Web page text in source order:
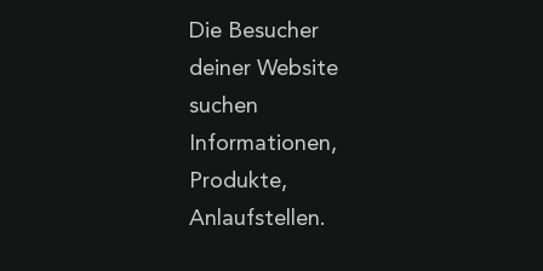
Die Besucher
deiner Website
suchen
Informationen,
Produkte,
Anlaufstellen.